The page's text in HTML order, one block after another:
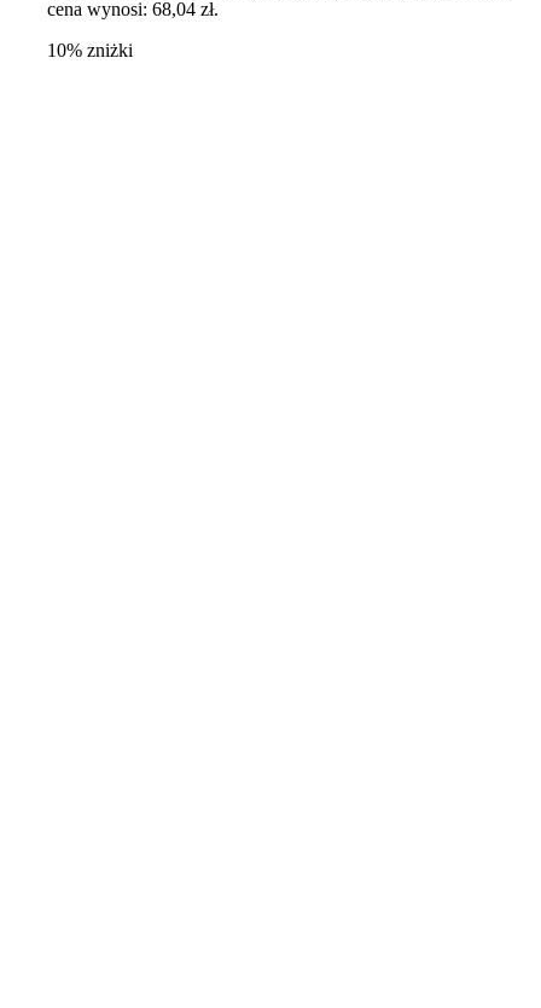
cena wynosi: 68,04 zł.
10% zniżki